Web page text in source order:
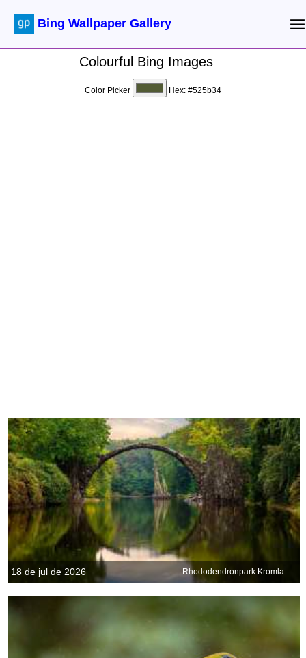
Bing Wallpaper Gallery
Colourful Bing Images
Color Picker Hex: #525b34
18 de jul de 2026 Rhododendronpark Kromlau, Sajonia, Alemania